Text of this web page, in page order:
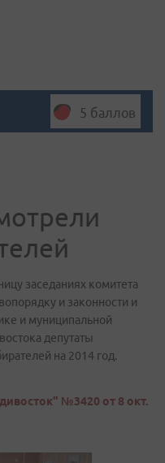
5 баллов
заседаниях комитета
и законности и
и муниципальной
депутаты
на 2014 год.
№3420 от 8 окт.